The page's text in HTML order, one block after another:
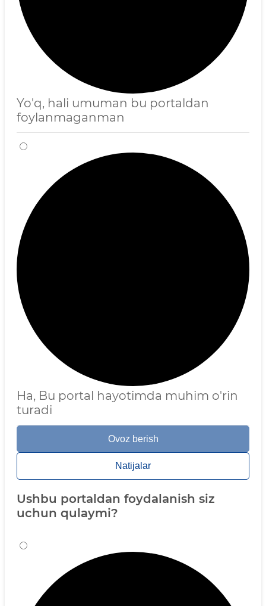
Yo'q, hali umuman bu portaldan
foylanmaganman
Ha, Bu portal hayotimda muhim o'rin
turadi
Ovoz berish
Natijalar
Ushbu portaldan foydalanish siz
uchun qulaymi?